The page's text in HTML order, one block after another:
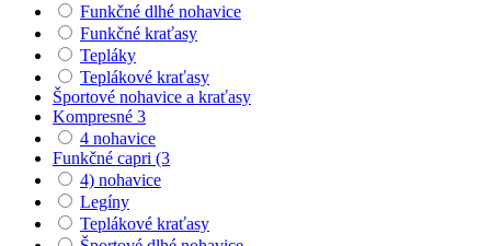
Funkčné dlhé nohavice
Funkčné kraťasy
Tepláky
Teplákové kraťasy
Športové nohavice a kraťasy
Kompresné 3
4 nohavice
Funkčné capri (3
4) nohavice
Legíny
Teplákové kraťasy